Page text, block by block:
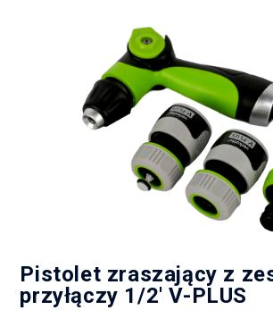
Pistolet zraszający z
przyłączy 1/2′ V-PLUS